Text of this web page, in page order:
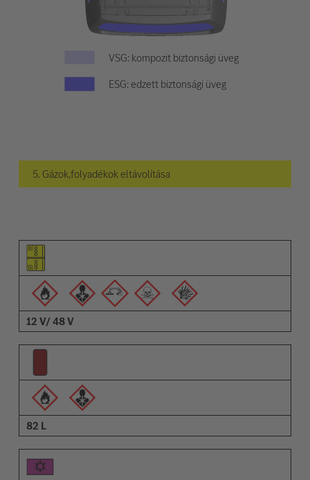
VSG: kompozit biztonsági üveg
ESG: edzett biztonsági üveg
5. Gázok,folyadékok eltávolítása
Elem piktogramja
Figyelmeztetések piktogramja
Leírás
12 V/ 48 V
82 L